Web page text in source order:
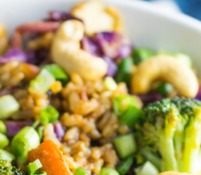
với dứa và đậu xanh. Cho nước cốt
Đảo đều tầm 3 phút sau đó bắt ra.
nhất thiết ăn nóng vì nguội vẫn giữu
lại thêm chút thơm nồng của cà ry
chắn là một món ăn không thể bỏ qua.